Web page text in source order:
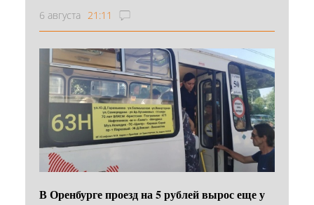
6 августа 21:11
В Оренбурге проезд на 5 рублей вырос еще у